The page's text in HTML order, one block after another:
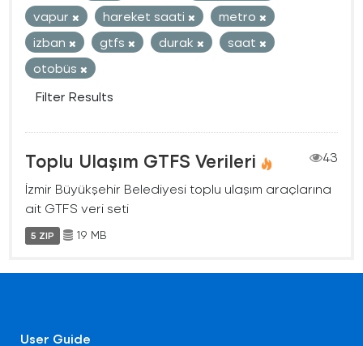
vapur
hareket saati
metro
izban
gtfs durak
saat
otobüs
Filter Results
Toplu Ulaşım GTFS Verileri
43
İzmir Büyükşehir Belediyesi toplu ulaşım araçlarına
ait GTFS veri seti
5 ZIP 19 MB
User Guide